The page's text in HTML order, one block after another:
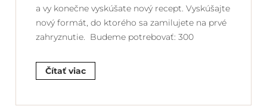
a vy konečne vyskúšate nový recept. Vyskúšajte
nový formát, do ktorého sa zamilujete na prvé
zahryznutie. Budeme potrebovať: 300
Čítať viac